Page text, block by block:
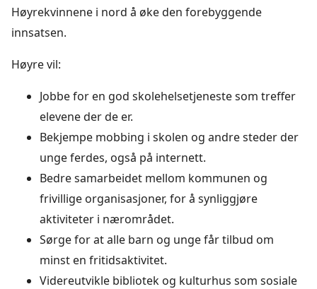
Høyrekvinnene i nord å øke den forebyggende
innsatsen.
Høyre vil:
Jobbe for en god skolehelsetjeneste som treffer
elevene der de er.
Bekjempe mobbing i skolen og andre steder der
unge ferdes, også på internett.
Bedre samarbeidet mellom kommunen og
frivillige organisasjoner, for å synliggjøre
aktiviteter i nærområdet.
Sørge for at alle barn og unge får tilbud om
minst en fritidsaktivitet.
Videreutvikle bibliotek og kulturhus som sosiale